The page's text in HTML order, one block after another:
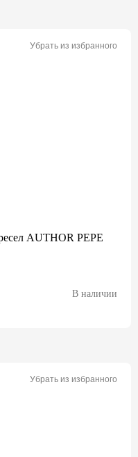
Убрать из избранного
AUTHOR PEPE
В наличии
Убрать из избранного